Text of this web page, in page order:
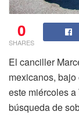
0
SHARES
El canciller
mexicanos,
este miércoles
búsqueda de